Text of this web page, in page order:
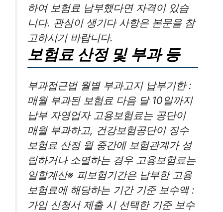
하여 보험료 납부했다면 자격이 있습
니다. 관심이 생기다 사항은 본문을 참
고하시기 바랍니다.
보험료 산정 및 부과 등
부과접근법 월별 부과고지 납부기한 :
매월 부과된 보험료 다음 달 10일까지
납부 자영업자 고용보험료는 공단이
매월 부과하고, 건강보험공단이 징수
보험료 산정 월 중간에 보험관계가 성
립하거나 소멸하는 경우 고용보험료는
일할계산※ 피보험기간은 납부한 고용
보험료에 해당하는 기간 기준 보수액 :
가입 신청서 제출 시 선택한 기준 보수